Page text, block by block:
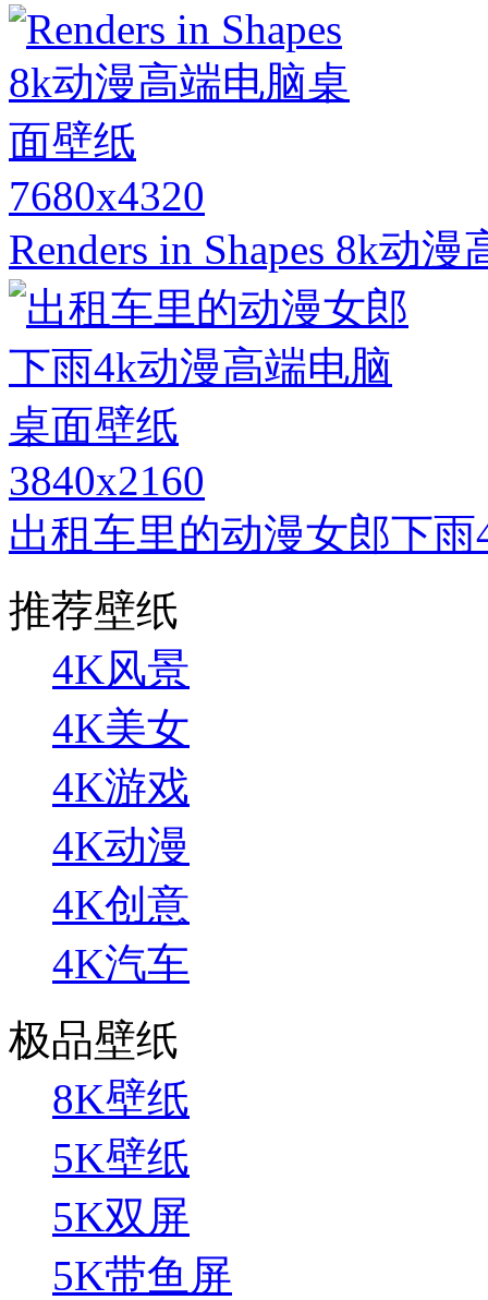
7680x4320
Renders in Shapes 8k动
3840x2160
出租车里的动漫女郎下
推荐壁纸
4K风景
4K美女
4K游戏
4K动漫
4K创意
4K汽车
极品壁纸
8K壁纸
5K壁纸
5K双屏
5K带鱼屏